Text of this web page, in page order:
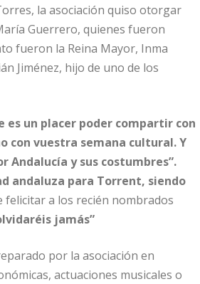
la asociación quiso otorgar
Guerrero, quienes fueron
fueron la Reina Mayor, Inma
Jiménez, hijo de uno de los
es un placer poder compartir con
con vuestra semana cultural. Y
Andalucía y sus costumbres”.
andaluza para Torrent, siendo
felicitar a los recién nombrados
jamás”
por la asociación en
actuaciones musicales o